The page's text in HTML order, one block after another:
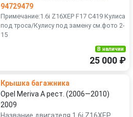
94729479
Примечание:1.6i Z16XEP F17 C419 Кулиса
под троса/Кулису под замену см.фото 2-
15
В наличии
25 000 ₽
Крышка багажника
Opel Meriva A рест. (2006—2010)
2009